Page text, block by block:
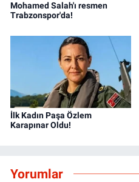
Mohamed Salah'ı resmen
Trabzonspor'da!
İlk Kadın Paşa Özlem
Karapınar Oldu!
Yorumlar